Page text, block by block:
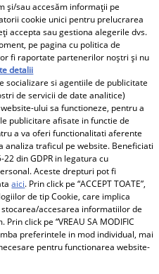
și/sau accesăm informații pe
cookie unici pentru prelucrarea
accepta sau gestiona alegerile dvs.
pe pagina cu politica de
fi raportate partenerilor noștri și nu
detalii
socializare si agentiile de publicitate
de servicii de date analitice)
ului sa functioneze, pentru a
publicitare afisate in functie de
a va oferi functionalitati aferente
analiza traficul pe website. Beneficiati
din GDPR in legatura cu
Aceste drepturi pot fi
aici. Prin click pe “ACCEPT TOATE”,
de tip Cookie, care implica
accesarea informatiilor de
click pe “VREAU SA MODIFIC
preferintele in mod individual, mai
pentru functionarea website-